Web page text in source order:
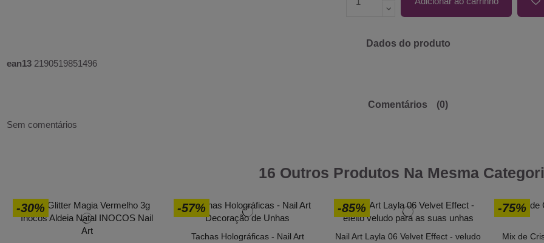
Dados do produto
ean13 2190519851496
Comentários
(0)
Sem comentários
16 Outros Produtos Na Mesma
-30% -57%
Tachas Holográficas - Nail Art
-85%
Nail Art Layla 06 Velvet Effect - veludo
-75%
Mix de